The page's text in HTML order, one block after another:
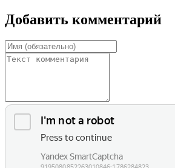
Добавить комментарий